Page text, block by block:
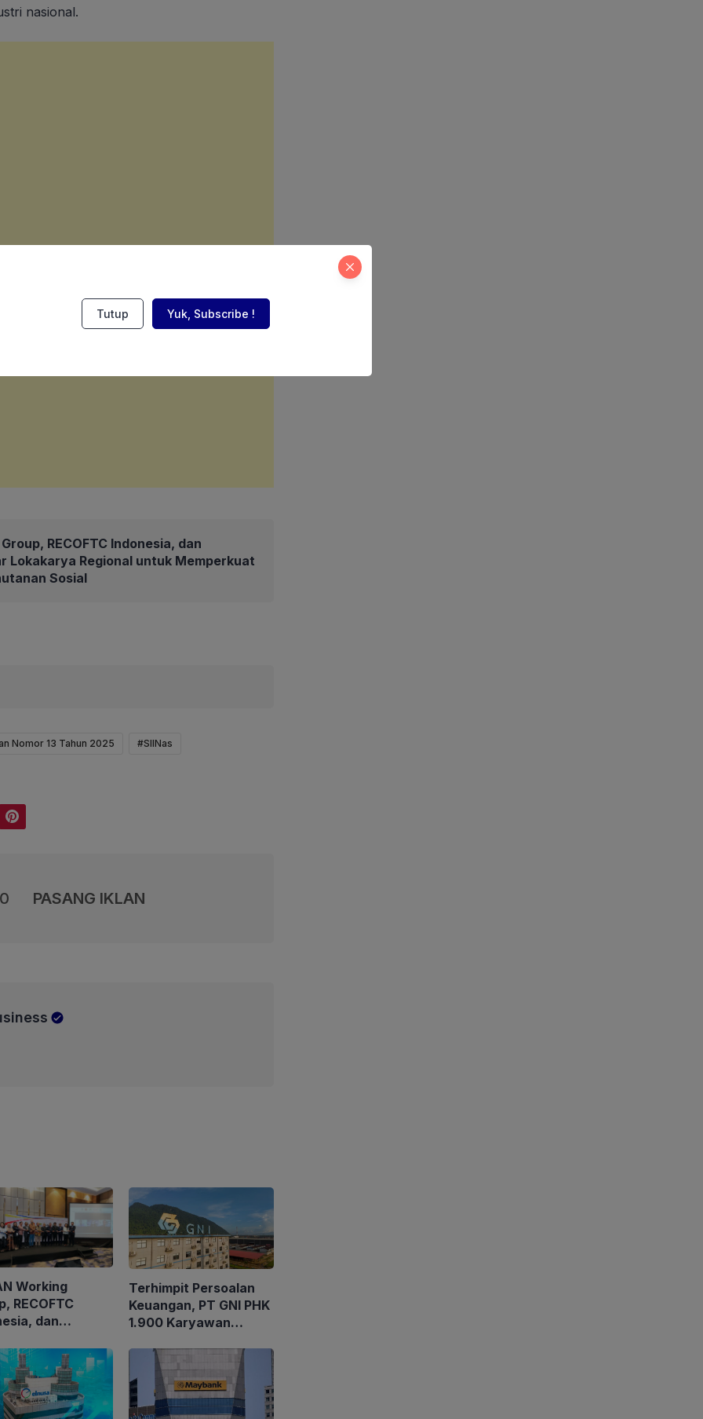
nasional.
RECOFTC Indonesia, dan
Lokakarya Regional untuk Memperkuat
Sosial
Nomor 13 Tahun 2025 #SIINas
PASANG IKLAN
Working
RECOFTC
dan
Regional
Memperkuat
Sosial
Terhimpit Persoalan
Keuangan, PT GNI PHK
1.900 Karyawan
2026
Tutup Yuk, Subscribe !